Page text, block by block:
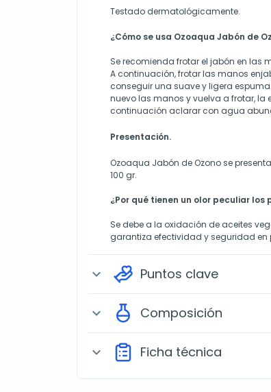
Testado dermatológicamente.
¿Cómo se usa Ozoaqua Jabón de
Se recomienda frotar el jabón en las
A continuación, frotar las manos
conseguir una suave y ligera
nuevo las manos y vuelva a frotar, la
continuación aclarar con agua
Presentación.
Ozoaqua Jabón de Ozono se
100 gr.
¿Por qué tienen un olor peculiar los
Se debe a la oxidación de aceites
garantiza efectividad y seguridad en
expand_more Puntos clave
expand_more Composición
expand_more Ficha técnica